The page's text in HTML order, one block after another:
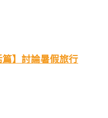
】討論暑假旅行